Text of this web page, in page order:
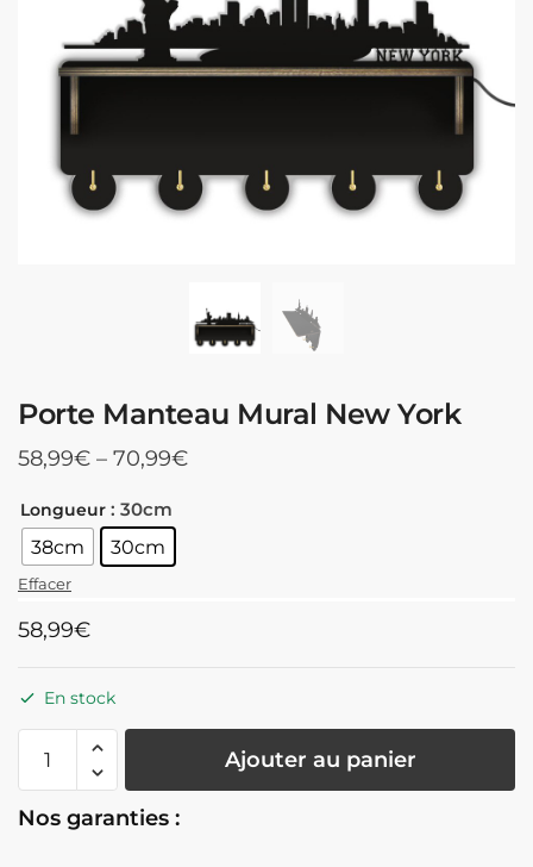
Porte Manteau Mural New York
58,99€ – 70,99€
Longueur : 30cm
38cm
30cm
Effacer
58,99€
En stock
Manteau
Ajouter au panier
Nos garanties :